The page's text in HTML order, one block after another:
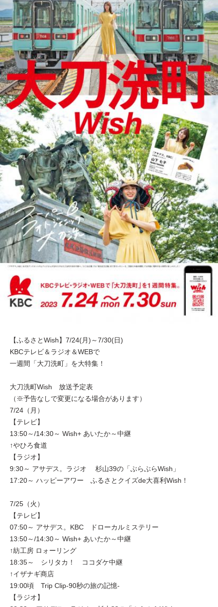
【ふるさとWish】7/24(月)～7/30(日)
KBCテレビ＆ラジオ＆WEBで
一週間「大刀洗町」を大特集！
大刀洗町Wish 放送予定表
（※予告なしで変更になる場合があります）
7/24（月）
【テレビ】
13:50～/14:30～ Wish+ あいたか～中継
↑やひろ食道
【ラジオ】
9:30～ アサデス。ラジオ 杉山39の「ぶらぶらWish」
17:20～ ハッピーアワー ふるさとクイズde大喜利Wish！
7/25（火）
【テレビ】
07:50～ アサデス。KBC ドローカルミステリー
13:50～/14:30～ Wish+ あいたか～中継
↑紡工房 ロォーリング
18:35～ シリタカ！ ココダケ中継
↑イザナギ商店
19:00頃 Trip Clip-90秒の旅の記憶-
【ラジオ】